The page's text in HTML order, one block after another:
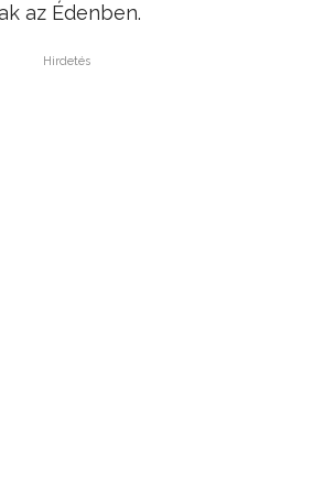
az Édenben.
Hirdetés